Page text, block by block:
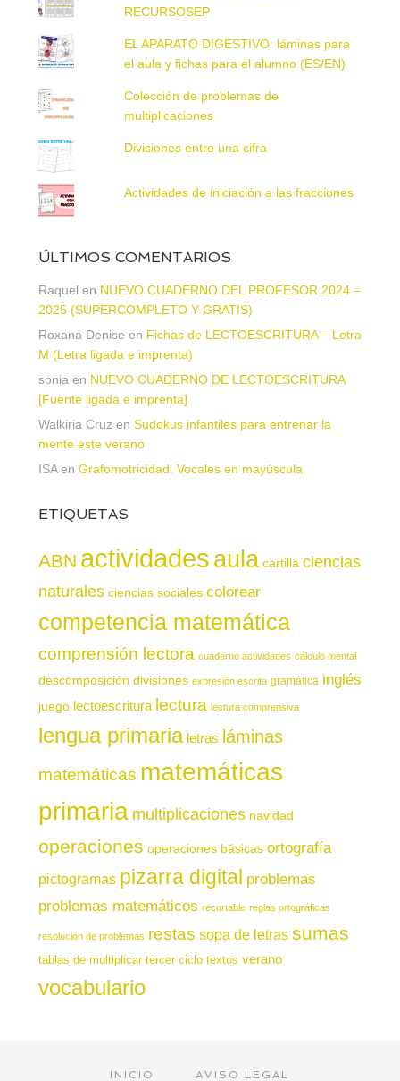
RECURSOSEP
EL APARATO DIGESTIVO: láminas para
el aula y fichas para el alumno (ES/EN)
Colección de problemas de
multiplicaciones
Divisiones entre una cifra
Actividades de iniciación a las fracciones
ÚLTIMOS COMENTARIOS
Raquel en NUEVO CUADERNO DEL PROFESOR 2024 –
2025 (SUPERCOMPLETO Y GRATIS)
Roxana Denise en Fichas de LECTOESCRITURA – Letra
M (Letra ligada e imprenta)
sonia en NUEVO CUADERNO DE LECTOESCRITURA
[Fuente ligada e imprenta]
Walkiria Cruz en Sudokus infantiles para entrenar la
mente este verano
ISAen Grafomotricidad. Vocales en mayúscula
ETIQUETAS
ABN actividadesaula cartilla ciencias
naturales ciencias sociales colorear
competencia matemática
comprensión lectora cuaderno actividades cálculo mental
descomposición divisiones expresión escrita gramática inglés
juego lectoescritura lectura lectura comprensiva
lengua primaria letras láminas
matemáticas matemáticas
primaria multiplicaciones navidad
operaciones operaciones básicas ortografía
pictogramas pizarra digital problemas
problemas matemáticos recortable reglas ortográficas
resolución de problemas restas sopa de letras sumas
tablas de multiplicar tercer ciclo textos verano
vocabulario
INICIO AVISO LEGAL